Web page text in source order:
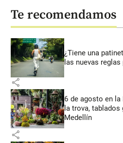
Te recomendamos
¿Tiene una
las nuevas
share
6 de agosto en la
la trova,
Medellín
share